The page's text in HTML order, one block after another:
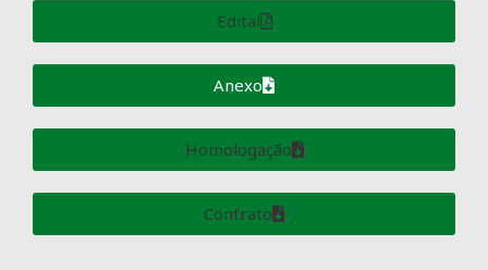
Edital
Anexo
Homologação
Contrato